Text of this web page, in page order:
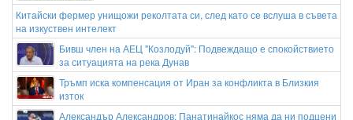
Китайски фермер унищожи реколтата си, след като се вслуша в съвета
на изкуствен интелект
Бивш член на АЕЦ "Козлодуй": Подвеждащо е спокойствието
за ситуацията на река Дунав
Тръмп иска компенсация от Иран за конфликта в Близкия
изток
Александър Александров: Панатинайкос няма да ни подцени